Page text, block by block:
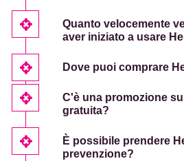
Quanto velocemente
aver iniziato a usare
Dove puoi comprare
C'è una promozione
gratuita?
È possibile prendere
prevenzione?